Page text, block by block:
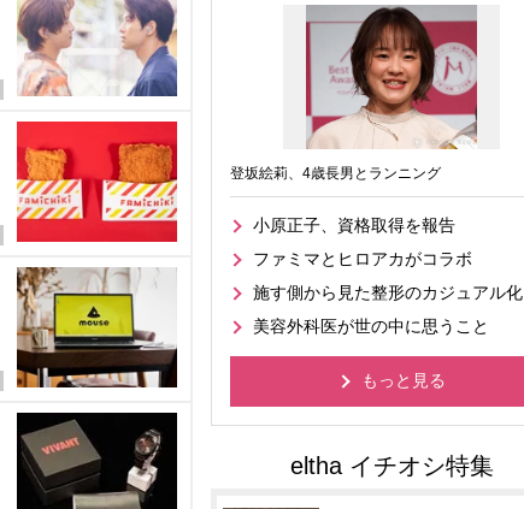
登坂絵莉、4歳長男とランニング
小原正子、資格取得を報告
ファミマとヒロアカがコラボ
施す側から見た整形のカジュアル化
美容外科医が世の中に思うこと
もっと見る